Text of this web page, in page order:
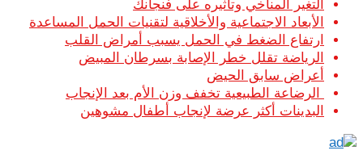
التغير المناخي وتأثيره على فنجانك
الأبعاد الاجتماعية والأخلاقية لتقنيات الحمل المساعدة
ارتفاع الضغط في الحمل يسبب أمراض القلب
الرياضة تقلل خطر الإصابة بسرطان المبيض
أعراض سابق الحيض
الرضاعة الطبيعية تخفف وزن الأم بعد الإنجاب
البدينات أكثر عرضة لإنجاب أطفال مشوهين